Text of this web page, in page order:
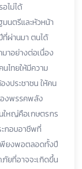
ไม่ได้
นตรีและหัวหน้า
ผ่านมา ตนได้
าอย่างต่อเนื่อง
ไทยให้มีความ
ประชาชน ให้คน
องพรรคพลัง
ใหญ่คือเกษตรกร
กอบอาชีพที่
พียงพอตลอดทั้งปี
ยที่อาจจะเกิดขึ้น